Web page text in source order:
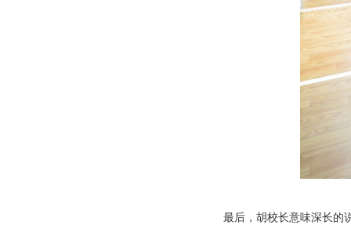
最后，胡校长意味深长的